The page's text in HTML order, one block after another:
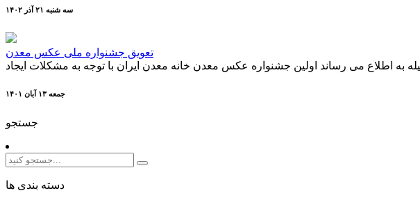
سه شنبه ۲۱ آذر ۱۴۰۲
تعویق جشنواره ملی عکس معدن
جمعه ۱۳ آبان ۱۴۰۱
جستجو
دسته بندی ها